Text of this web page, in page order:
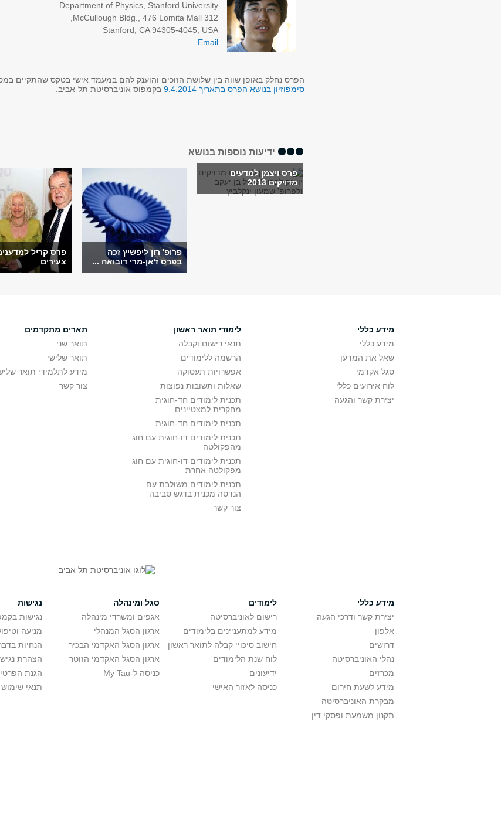
Department of Physics, Stanford University
312 McCullough Bldg., 476 Lomita Mall,
Stanford, CA 94305-4045, USA
Email
הפרס נחלק באופן שווה בין שלושת הזוכים והוענק להם במעמד אישי בטקס שהתקיים
סימפוזיון בנושא הפרס בתאריך 9.4.2014
בקמפוס אוניברסיטת תל-אביב.
ידיעות נוספות בנושא
פרס ויצמן למדעים
מדויקים 2013
פרופ' רון ליפשיץ זכה
בפרס ז'אן-מרי דובואה ...
פרס קריל
צעירים
מידע כללי
מידע כללי
שאל את המדען
סגל אקדמי
לוח אירועים כללי
יצירת קשר והגעה
לימודי תואר ראשון
תנאי רישום וקבלה
הרשמה ללימודים
אפשרויות תעסוקה
שאלות ותשובות נפוצות
תכנית לימודים חד-חוגית
מחקרית למצטיינים
תכנית לימודים חד-חוגית
תכנית לימודים דו-חוגית עם חוג
מהפקולטה
תכנית לימודים דו-חוגית עם חוג
מפקולטה אחרת
תכנית לימודים משולבת עם
הנדסה מכנית בדגש סביבה
צור קשר
תארים מתקדמים
תואר שני
תואר שלישי
מידע לתלמידי תואר
צור קשר
מידע כללי
יצירת קשר ודרכי הגעה
אלפון
דרושים
נהלי האוניברסיטה
מכרזים
מידע לשעת חירום
מבקרת האוניברסיטה
תקנון משמעת ופסקי דין
לימודים
רישום לאוניברסיטה
מידע למתעניינים בלימודים
חישוב סיכויי קבלה לתואר ראשון
לוח שנת הלימודים
ידיעונים
כניסה לאזור האישי
סגל ומינהלה
אגפים ומשרדי מינהלה
ארגון הסגל המנהלי
ארגון הסגל האקדמי הבכיר
ארגון הסגל האקדמי הזוטר
כניסה ל-My Tau
נגישות
נגישות
מניעה
הנחיות
הצהרת
הגנת
תנאי שימוש